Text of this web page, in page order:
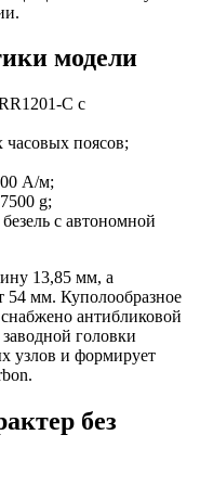
модели
C с
часовых поясов;
А/м;
g;
с автономной
13,85 мм, а
54 мм. Куполообразное
антибликовой
головки
узлов и формирует
без